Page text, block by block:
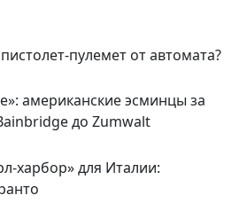
пулемет от автомата?
американские эсминцы за
до Zumwalt
харбор» для Италии: